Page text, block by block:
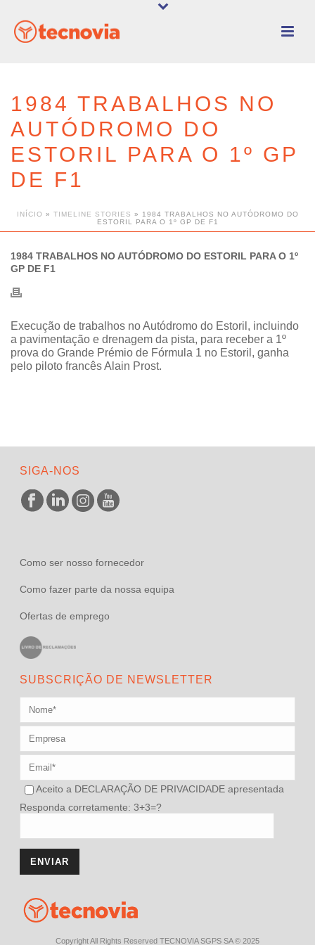
1984 TRABALHOS NO
AUTÓDROMO DO
ESTORIL PARA O 1º GP
DE F1
INÍCIO » TIMELINE STORIES »
1984 TRABALHOS NO AUTÓDROMO DO
ESTORIL PARA O 1º GP DE F1
1984 TRABALHOS NO AUTÓDROMO DO ESTORIL PARA O 1º
GP DE F1
Execução de trabalhos no Autódromo do Estoril, incluindo
a pavimentação e drenagem da pista, para receber a 1º
prova do Grande Prémio de Fórmula 1 no Estoril, ganha
pelo piloto francês Alain Prost.
SIGA-NOS
Como ser nosso fornecedor
Como fazer parte da nossa equipa
Ofertas de emprego
SUBSCRIÇÃO DE NEWSLETTER
Aceito a DECLARAÇÃO DE PRIVACIDADE apresentada
Responda corretamente: 3+3=?
Copyright All Rights Reserved TECNOVIA SGPS SA © 2025